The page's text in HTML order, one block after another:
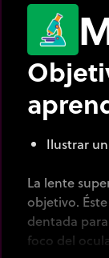
Ilustrar
La lente
objetivo.
dentada
foco del